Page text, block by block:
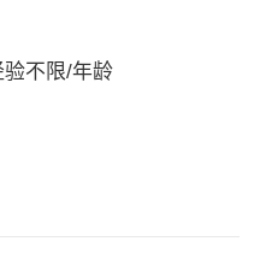
不限/年龄